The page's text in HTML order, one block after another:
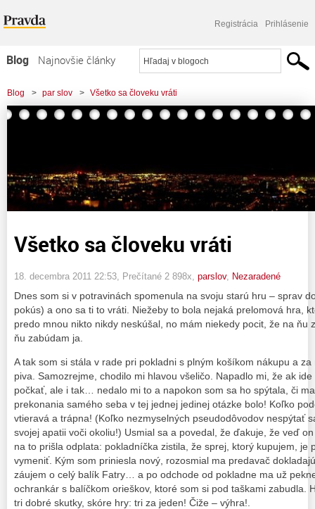
Registrácia Prihlásenie
Blog
Najnovšie články
Najčítanejšie články
Najkomentovanejšie články
Komerčné blogy
Blog > par slov > Všetko sa človeku vráti
Všetko sa človeku vráti
18. decembra 2011 22:53 , Prečítané 2 898x, parslov, Nezaradené
Dnes som si v potravinách spomenula na svoju starú hru – sprav
pokús) a ono sa ti to vráti. Niežeby to bola nejaká prelomová hra,
predo mnou nikto nikdy neskúšal, no mám niekedy pocit, že na ňu
ňu zabúdam ja.
A tak som si stála v rade pri pokladni s plným košíkom nákupu a
piva. Samozrejme, chodilo mi hlavou všeličo. Napadlo mi, že ak
počkať, ale i tak… nedalo mi to a napokon som sa ho spýtala, či
prekonania samého seba v tej jednej jedinej otázke bolo! Koľko
vtieravá a trápna! (Koľko nezmyselných pseudodôvodov nespýtať
svojej apatii voči okoliu!) Usmial sa a povedal, že ďakuje, že veď
na to prišla odplata: pokladníčka zistila, že sprej, ktorý kupujem, je
vymeniť. Kým som priniesla nový, rozosmial ma predavač
záujem o celý balík Fatry… a po odchode od pokladne ma už
ochrankár s balíčkom orieškov, ktoré som si pod taškami zabudla.
tri dobré skutky, skóre hry: tri za jeden! Čiže – výhra!.